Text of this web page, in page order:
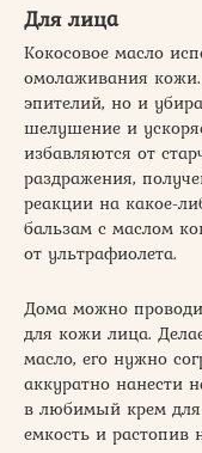
Для лица
Кокосовое масло
омолаживания кожи.
эпителий, но и
шелушение и
избавляются от
раздражения,
реакции на какое-
бальзам с маслом
от ультрафиолета.
Дома можно
для кожи лица.
масло, его нужно
аккуратно нанести
в любимый крем для
емкость и растопив